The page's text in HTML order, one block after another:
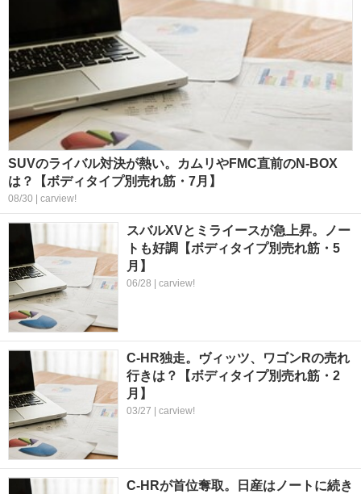
SUVのライバル対決が熱い。カムリやFMC直前のN-BOX
は？【ボディタイプ別売れ筋・7月】
08/30 | carview!
スバルXVとミライースが急上昇。ノー
トも好調【ボディタイプ別売れ筋・5
月】
06/28 | carview!
C-HR独走。ヴィッツ、ワゴンRの売れ
行きは？【ボディタイプ別売れ筋・2
月】
03/27 | carview!
C-HRが首位奪取。日産はノートに続き